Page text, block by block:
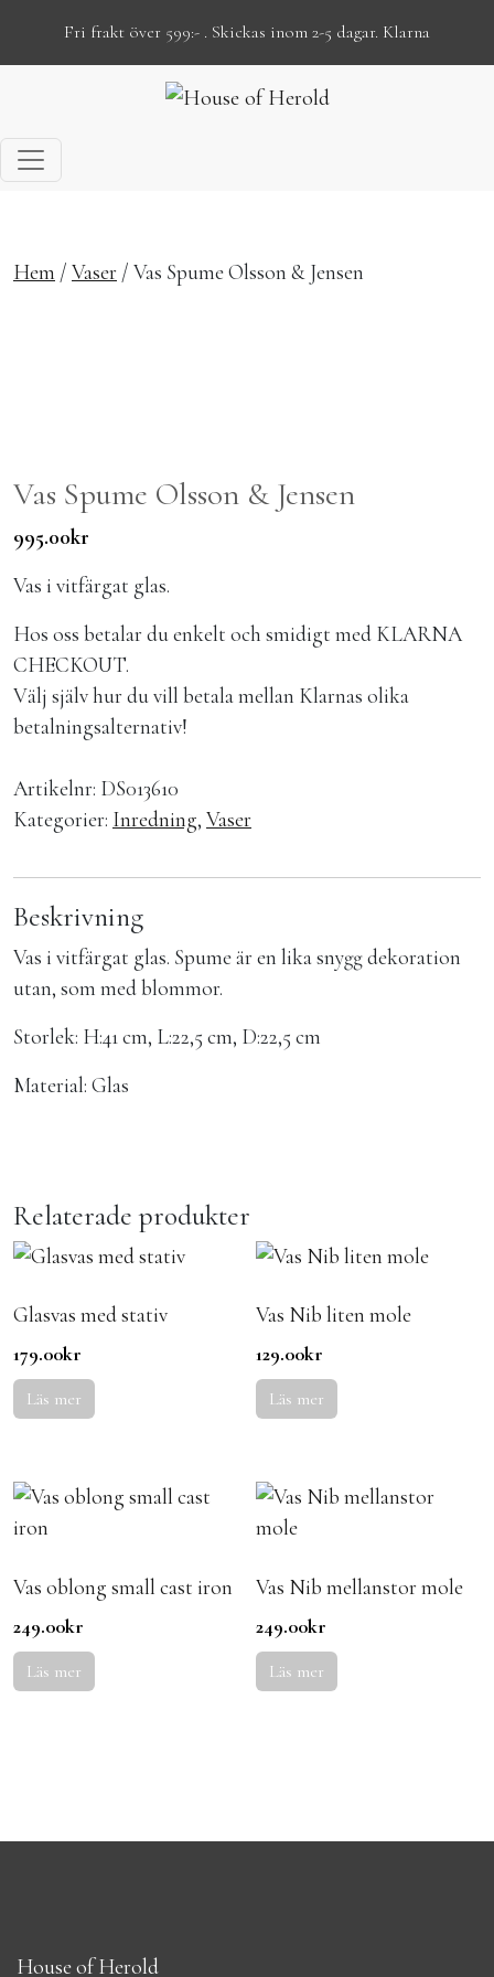
Fri frakt över 599:- . Skickas inom 2-5 dagar. Klarna
Hem / Vaser / Vas Spume Olsson & Jensen
Vas Spume Olsson & Jensen
995.00kr
Vas i vitfärgat glas.
Hos oss betalar du enkelt och smidigt med KLARNA
CHECKOUT.
Välj själv hur du vill betala mellan Klarnas olika
betalningsalternativ!
Artikelnr: DS013610
Kategorier: Inredning, Vaser
Beskrivning
Vas i vitfärgat glas. Spume är en lika snygg dekoration
utan, som med blommor.
Storlek: H:41 cm, L:22,5 cm, D:22,5 cm
Material: Glas
Relaterade produkter
Glasvas med stativ
179.00kr
Läs mer
Vas Nib liten mole
129.00kr
Läs mer
Vas oblong small cast iron
249.00kr
Läs mer
Vas Nib mellanstor mole
249.00kr
Läs mer
House of Herold